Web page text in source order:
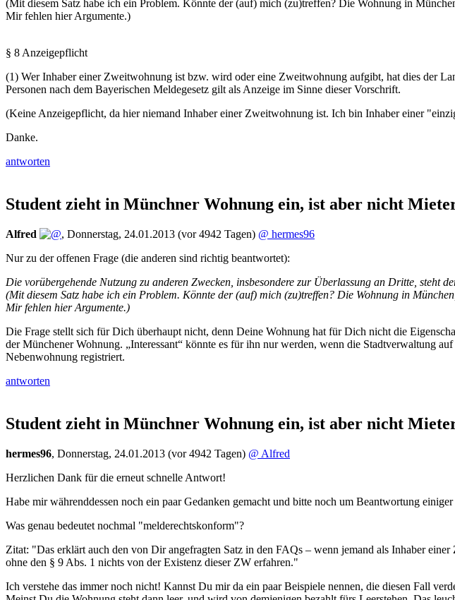
(Mit diesem Satz habe ich ein Problem. Könnte der (auf) mich (zu)treffen? Die Wohnung in
Mir fehlen hier Argumente.)
§ 8 Anzeigepflicht
(1) Wer Inhaber einer Zweitwohnung ist bzw. wird oder eine Zweitwohnung aufgibt, hat dies der
Personen nach dem Bayerischen Meldegesetz gilt als Anzeige im Sinne dieser Vorschrift.
(Keine Anzeigepflicht, da hier niemand Inhaber einer Zweitwohnung ist. Ich bin Inhaber einer
Danke.
antworten
Student zieht in Münchner Wohnung ein, ist aber nicht
Alfred , Donnerstag, 24.01.2013 (vor 4942 Tagen) @ hermes96
Nur zu der offenen Frage (die anderen sind richtig beantwortet):
Die vorübergehende Nutzung zu anderen Zwecken, insbesondere zur Überlassung an Dritte, steht
(Mit diesem Satz habe ich ein Problem. Könnte der (auf) mich (zu)treffen? Die Wohnung in
Mir fehlen hier Argumente.)
Die Frage stellt sich für Dich überhaupt nicht, denn Deine Wohnung hat für Dich nicht die
der Münchener Wohnung. „Interessant“ könnte es für ihn nur werden, wenn die Stadtverwaltung
Nebenwohnung registriert.
antworten
Student zieht in Münchner Wohnung ein, ist aber nicht
hermes96, Donnerstag, 24.01.2013 (vor 4942 Tagen) @ Alfred
Herzlichen Dank für die erneut schnelle Antwort!
Habe mir währenddessen noch ein paar Gedanken gemacht und bitte noch um Beantwortung
Was genau bedeutet nochmal "melderechtskonform"?
Zitat: "Das erklärt auch den von Dir angefragten Satz in den FAQs – wenn jemand als Inhaber
ohne den § 9 Abs. 1 nichts von der Existenz dieser ZW erfahren."
Ich verstehe das immer noch nicht! Kannst Du mir da ein paar Beispiele nennen, die diesen Fall